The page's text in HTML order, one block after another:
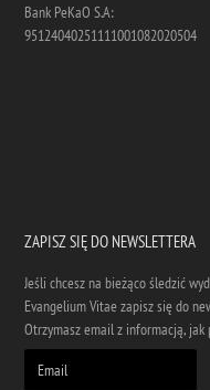
Bank PeKaO S.A:
95124040251111001082020504
ZAPISZ SIĘ DO NEWSLETTERA
Jeśli chcesz na bieżąco śledzić
Evangelium Vitae zapisz się do
Otrzymasz email z informacją,